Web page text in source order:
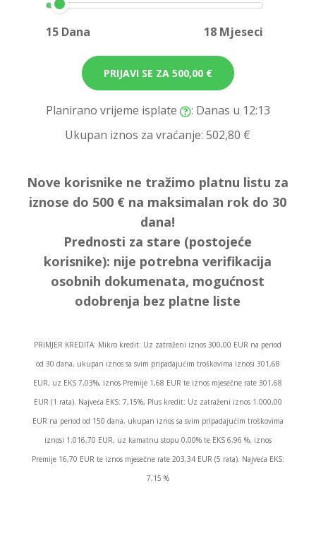
15 Dana 18 Mjeseci
PRIJAVI SE ZA 500,00 €
Planirano vrijeme isplate
: Danas u 12:13
Ukupan iznos za vraćanje:502,80 €
Nove korisnike ne tražimo platnu listu za
iznose do 500 € na maksimalan rok do 30
dana!
Prednosti za stare (postojeće
korisnike): nije potrebna verifikacija
osobnih dokumenata, mogućnost
odobrenja bez platne liste
PRIMJER KREDITA: Mikro kredit: Uz zatraženi iznos 300,00 EUR na period
od 30 dana, ukupan iznos sa svim pripadajućim troškovima iznosi 301,68
EUR, uz EKS 7,03%, iznos Premije 1,68 EUR te iznos mjesečne rate 301,68
EUR (1 rata). Najveća EKS: 7,15%, Plus kredit: Uz zatraženi iznos 1.000,00
EUR na period od 150 dana, ukupan iznos sa svim pripadajućim troškovima
iznosi 1.016,70 EUR, uz kamatnu stopu 0,00% te EKS 6,96 %, iznos
Premije 16,70 EUR te iznos mjesečne rate 203,34 EUR (5 rata). Najveća EKS:
7,15 %